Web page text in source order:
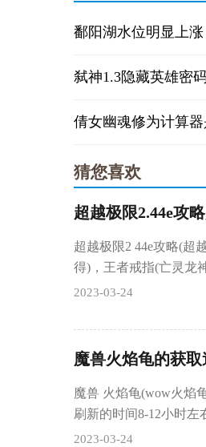
鄱阳湖水位明显上
猜您喜欢
超越极限2.44e攻
超越极限2 44e攻略(超
得)，王者戒指(亡灵龙
2023-03-24
魔兽 火焰龟(wow火焰
刷新的时间8-12小时
2023-03-24